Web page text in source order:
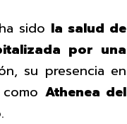
ha sido la salud de
por una
su presencia en
Athenea del